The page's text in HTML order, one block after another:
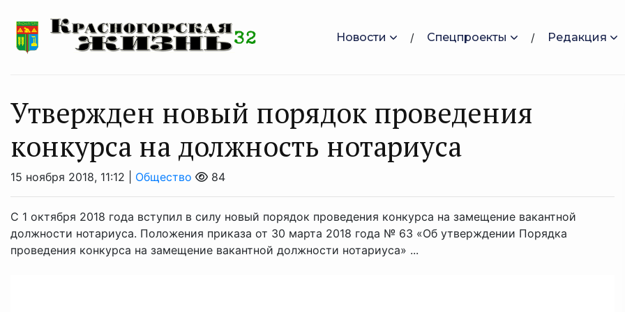
Новости Спецпроекты Редакция
Утвержден новый порядок проведения
конкурса на должность нотариуса
15 ноября 2018, 11:12 | Общество 84
С 1 октября 2018 года вступил в силу новый порядок проведения конкурса на замещение вакантной
должности нотариуса. Положения приказа от 30 марта 2018 года № 63 «Об утверждении Порядка
проведения конкурса на замещение вакантной должности нотариуса» ...